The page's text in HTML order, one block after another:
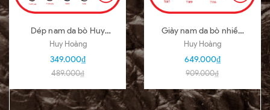
Dép nam da bò Huy
Hoàng nhiều loại nhiều
màu HD7140-51
Huy Hoàng
349.000₫
489.000₫
Giày nam da bò nhiều
loại màu đen HD7101-
02-03-04-05-06-07-
09-16
Huy Hoàng
649.000₫
909.000₫